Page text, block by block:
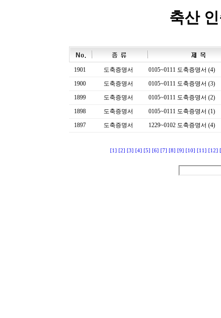
축산
1901 도축증명서
0105~0111 도축증명서 (4)
1900
도축증명서
0105~0111 도축증명서 (3)
1899
도축증명서
0105~0111 도축증명서 (2)
1898
도축증명서
0105~0111 도축증명서 (1)
1897
도축증명서 1229~0102 도축증명서 (4)
[1] [2] [3] [4] [5] [6] [7] [8] [9] [10] [11] [12]